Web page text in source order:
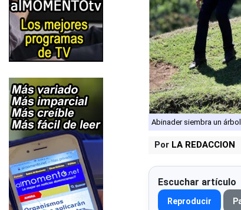
Abinader siembra un
Por LA REDACCION
Escuchar artículo
Reproducir